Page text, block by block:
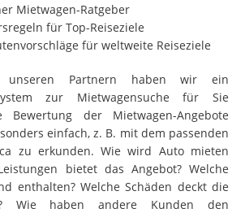
Mietwagen-Ratgeber
für Top-Reiseziele
für weltweite Reiseziele
unseren Partnern haben wir ein
zur Mietwagensuche für Sie
Bewertung der Mietwagen-Angebote
einfach, z. B. mit dem passenden
zu erkunden. Wie wird Auto mieten
bietet das Angebot? Welche
enthalten? Welche Schäden deckt die
Wie haben andere Kunden den